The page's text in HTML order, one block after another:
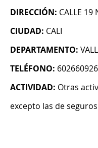
DIRECCIÓN: CALLE 19
CIUDAD: CALI
DEPARTAMENTO:
TELÉFONO:
ACTIVIDAD: Otras
excepto las de